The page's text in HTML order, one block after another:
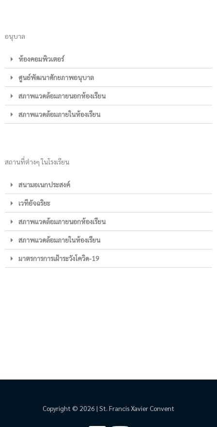
อนุบาล
ห้องคอมพิวเตอร์
ศูนย์พัฒนาศักยภาพอนุบาล
สภาพแวดล้อมภายนอกห้องเรียน
สภาพแวดล้อมภายในห้องเรียน
สถานที่ต่างๆ ในโรงเรียน
สนามอเนกประสงค์
เวทีอัจฉริยะ
สภาพแวดล้อมภายนอกห้องเรียน
สภาพแวดล้อมภายในห้องเรียน
มาตรการการเฝ้าระวังโควิด-19
Copyright © 2026 | St. Francis Xavier Convent